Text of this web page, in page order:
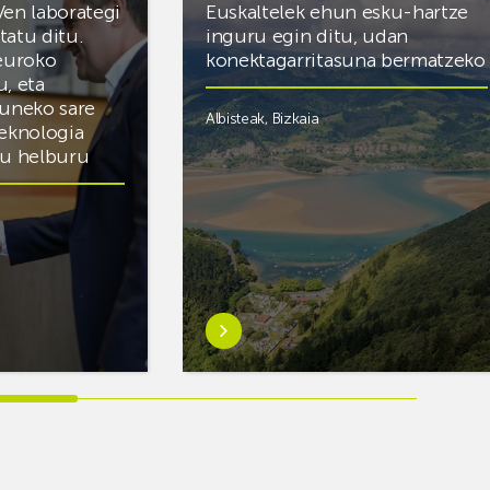
laborategi
ditu.
eta
sare
helburu
Euskaltelek ehun esku-hartze
inguru egin ditu, udan
konektagarritasuna bermatzeko
Albisteak, Bizkaia
Ezagutu
gehiago:Euskaltelek
ehun
esku-